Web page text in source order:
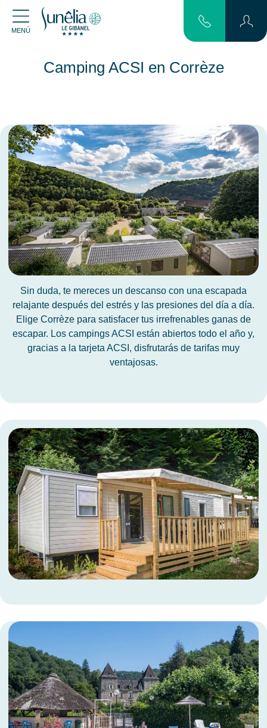
MENÚ
Camping ACSI en Corrèze
Sin duda, te mereces un descanso con una escapada
relajante después del estrés y las presiones del día a día.
Elige Corrèze para satisfacer tus irrefrenables ganas de
escapar. Los campings ACSI están abiertos todo el año y,
gracias a la tarjeta ACSI, disfrutarás de tarifas muy
ventajosas.